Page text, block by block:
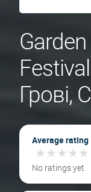
Грові,
Average rating
★★★★★
★★★★★
No ratings yet